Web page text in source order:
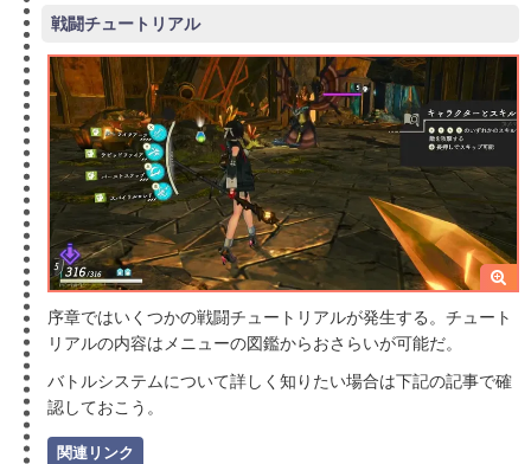
戦闘チュートリアル
序章ではいくつかの戦闘チュートリアルが発生する。チュート
リアルの内容はメニューの図鑑からおさらいが可能だ。
バトルシステムについて詳しく知りたい場合は下記の記事で確
認しておこう。
関連リンク